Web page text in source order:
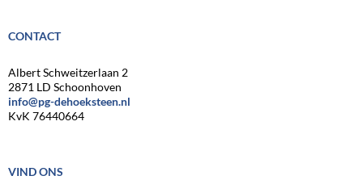
CONTACT
Albert Schweitzerlaan 2
2871 LD Schoonhoven
info@pg-dehoeksteen.nl
KvK 76440664
VIND ONS